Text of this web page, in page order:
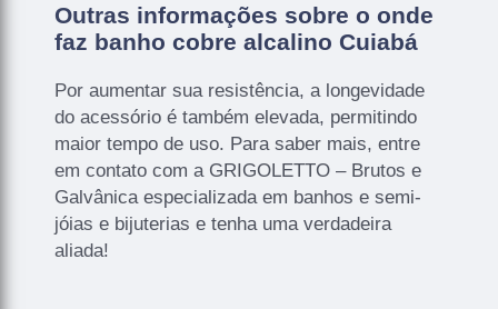
Outras informações sobre o onde
faz banho cobre alcalino Cuiabá
Por aumentar sua resistência, a longevidade
do acessório é também elevada, permitindo
maior tempo de uso. Para saber mais, entre
em contato com a GRIGOLETTO – Brutos e
Galvânica especializada em banhos e semi-
jóias e bijuterias e tenha uma verdadeira
aliada!